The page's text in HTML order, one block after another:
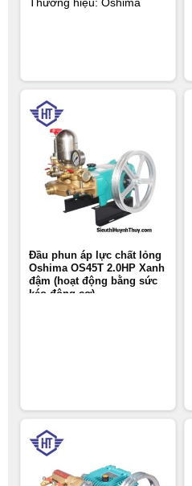
Đầu phun áp lực chất lỏng
Oshima OS45T 2.0HP Xanh
đậm (hoạt động bằng sức
kéo động cơ)